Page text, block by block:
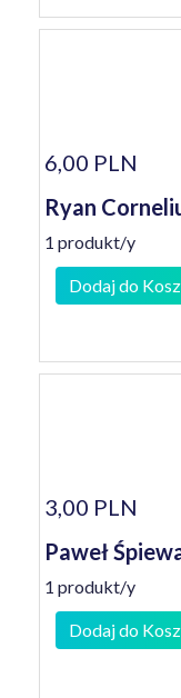
6,00 PLN
Ryan
1 produkt/y
Dodaj do
3,00 PLN
Paweł
1 produkt/y
Dodaj do